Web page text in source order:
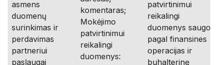
asmens
duomenų
surinkimas ir
perdavimas
partneriui
paslaugai
komentaras;
Mokėjimo
patvirtinimui
reikalingi
duomenys:
patvirtinimui
reikalingi
duomenys
pagal finansines
operacijas ir
buhalterinę